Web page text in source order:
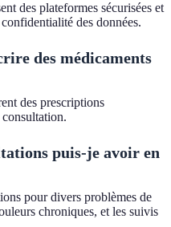
des plateformes sécurisées et
des données.
des médicaments
des prescriptions
puis-je avoir en
pour divers problèmes de
chroniques, et les suivis